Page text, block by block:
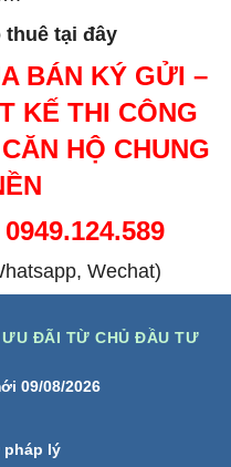
thuê tại đây
BÁN KÝ GỬI –
KẾ THI CÔNG
HỘ CHUNG
Wechat)
ĐÃI TỪ CHỦ ĐẦU TƯ
09/08/2026
pháp lý